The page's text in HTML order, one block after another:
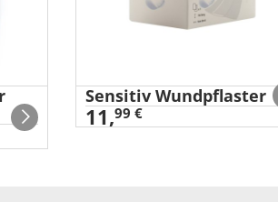
Sensitiv Wundpflaster
11,99 €